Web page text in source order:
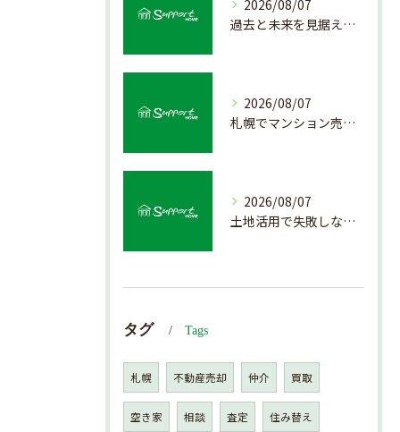
2026/08/07
過去と未来を見据えた戸建て売却の秘訣
2026/08/07
札幌でマンション売却を成功させる査定と価格の見極め方
2026/08/07
土地活用で失敗しない売却準備のポイント
タグ Tags
札幌 不動産売却 仲介 買取
空き家 相談 査定 住み替え